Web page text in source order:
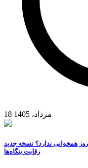
18 مرداد، 1405
همخوانی ندارد؟ نسخه جدید
رقابت‌ بنگاه‌ها